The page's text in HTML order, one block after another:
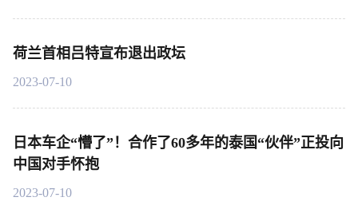
荷兰首相吕特宣布退出政坛
2023-07-10
日本车企“懵了”！合作了60多年的泰国“伙伴”正投向
中国对手怀抱
2023-07-10